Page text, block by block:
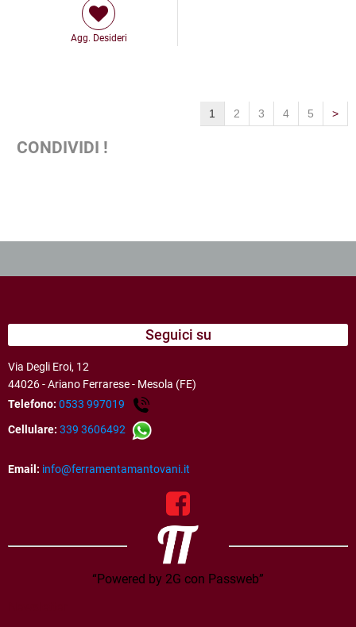
Agg. Desideri
1 2 3 4 5 >
CONDIVIDI !
Seguici su
Via Degli Eroi, 12
44026 - Ariano Ferrarese - Mesola (FE)
Telefono: 0533 997019
Cellulare: 339 3606492
Email: info@ferramentamantovani.it
“Powered by 2G con Passweb”